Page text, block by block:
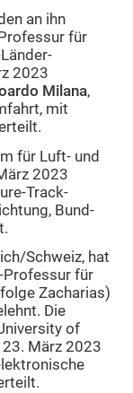
an ihn
für
2023
Milana,
mit
für Luft- und
2023
Track-
Bund-
Schweiz, hat
Professur für
Zacharias)
Die
of
März 2023